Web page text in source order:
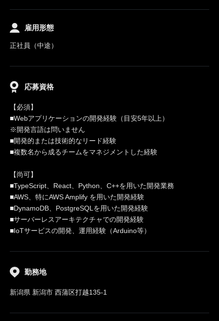
雇用形態
正社員（中途）
応募資格
【必須】
■Webアプリケーションの開発経験（目安5年以上）
※開発言語は問いません
■開発的または技術的なリード経験
■複数名から成るチームをマネジメントした経験
【尚可】
■TypeScript、React、Python、C++を用いた開発業務
■AWS、特にAWS Amplify を用いた開発経験
■DynamoDB、PostgreSQLを用いた開発経験
■サーバーレスアーキテクチャでの開発経験
■IoTサービスの開発、運用経験（Arduino等）
勤務地
新潟県 新潟市 西蒲区打越135-1